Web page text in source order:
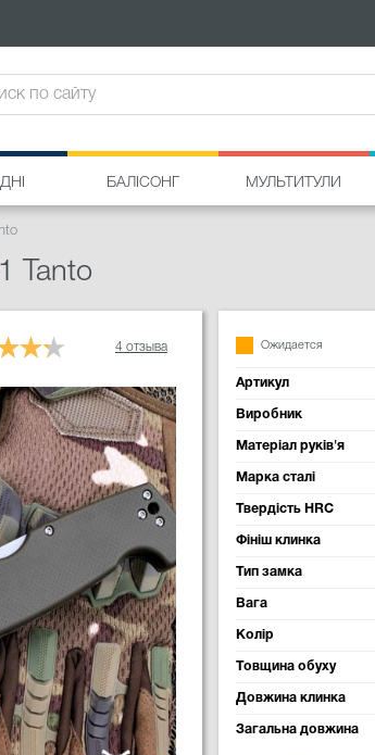
БАЛІСОНГ МУЛЬТИТУЛИ
Tanto
4 отзыва Ожидается
Артикул
Виробник
Матеріал руків'я
Марка сталі
Твердість HRC
Фініш клинка
Тип замка
Вага
Колір
Товщина обуху
Довжина клинка
Загальна довжина